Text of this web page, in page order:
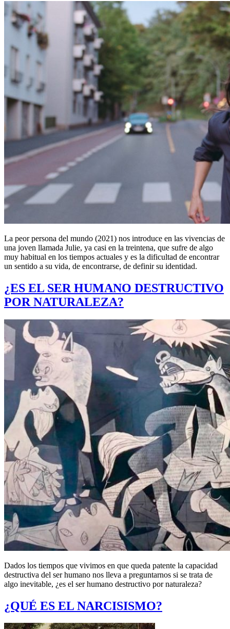
La peor persona del mundo (2021) nos introduce en las vivencias de
una joven llamada Julie, ya casi en la treintena, que sufre de algo
muy habitual en los tiempos actuales y es la dificultad de encontrar
un sentido a su vida, de encontrarse, de definir su identidad.
¿ES EL SER HUMANO DESTRUCTIVO
POR NATURALEZA?
Dados los tiempos que vivimos en que queda patente la capacidad
destructiva del ser humano nos lleva a preguntarnos si se trata de
algo inevitable, ¿es el ser humano destructivo por naturaleza?
¿QUÉ ES EL NARCISISMO?